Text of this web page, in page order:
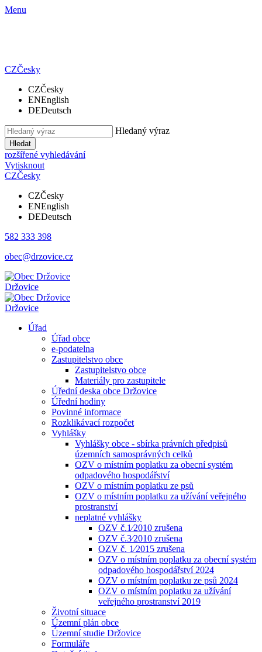
Menu
CZČesky
CZČesky
ENEnglish
DEDeutsch
Hledaný výraz
Hledat
rozšířené vyhledávání
Vytisknout
CZČesky
CZČesky
ENEnglish
DEDeutsch
582 333 398
obec@drzovice.cz
Držovice
Držovice
Úřad
Úřad obce
e-podatelna
Zastupitelstvo obce
Zastupitelstvo obce
Materiály pro zastupitele
Úřední deska obce Držovice
Úřední hodiny
Povinné informace
Rozklikávací rozpočet
Vyhlášky
Vyhlášky obce - sbírka právních předpisů
územních samosprávných celků
OZV o místním poplatku za obecní systém
odpadového hospodářství
OZV o místním poplatku ze psů
OZV o místním poplatku za užívání veřejného
prostranství
neplatné vyhlášky
OZV č.1⁄2010 zrušena
OZV č.3⁄2010 zrušena
OZV č. 1⁄2015 zrušena
OZV o místním poplatku za obecní systém
odpadového hospodářství 2024
OZV o místním poplatku ze psů 2024
OZV o místním poplatku za užívání
veřejného prostranství 2019
Životní situace
Územní plán obce
Územní studie Držovice
Formuláře